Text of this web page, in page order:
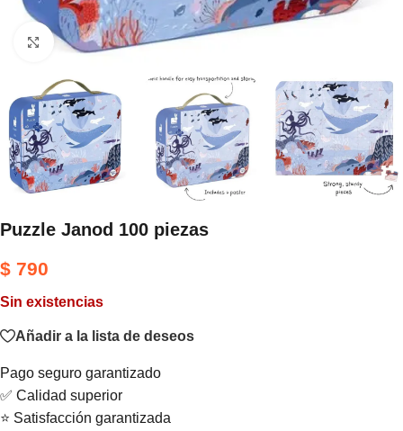
Haga clic para ampliar
Puzzle Janod 100 piezas
$ 790
Sin existencias
Añadir a la lista de deseos
Pago seguro garantizado
✅ Calidad superior
⭐ Satisfacción garantizada